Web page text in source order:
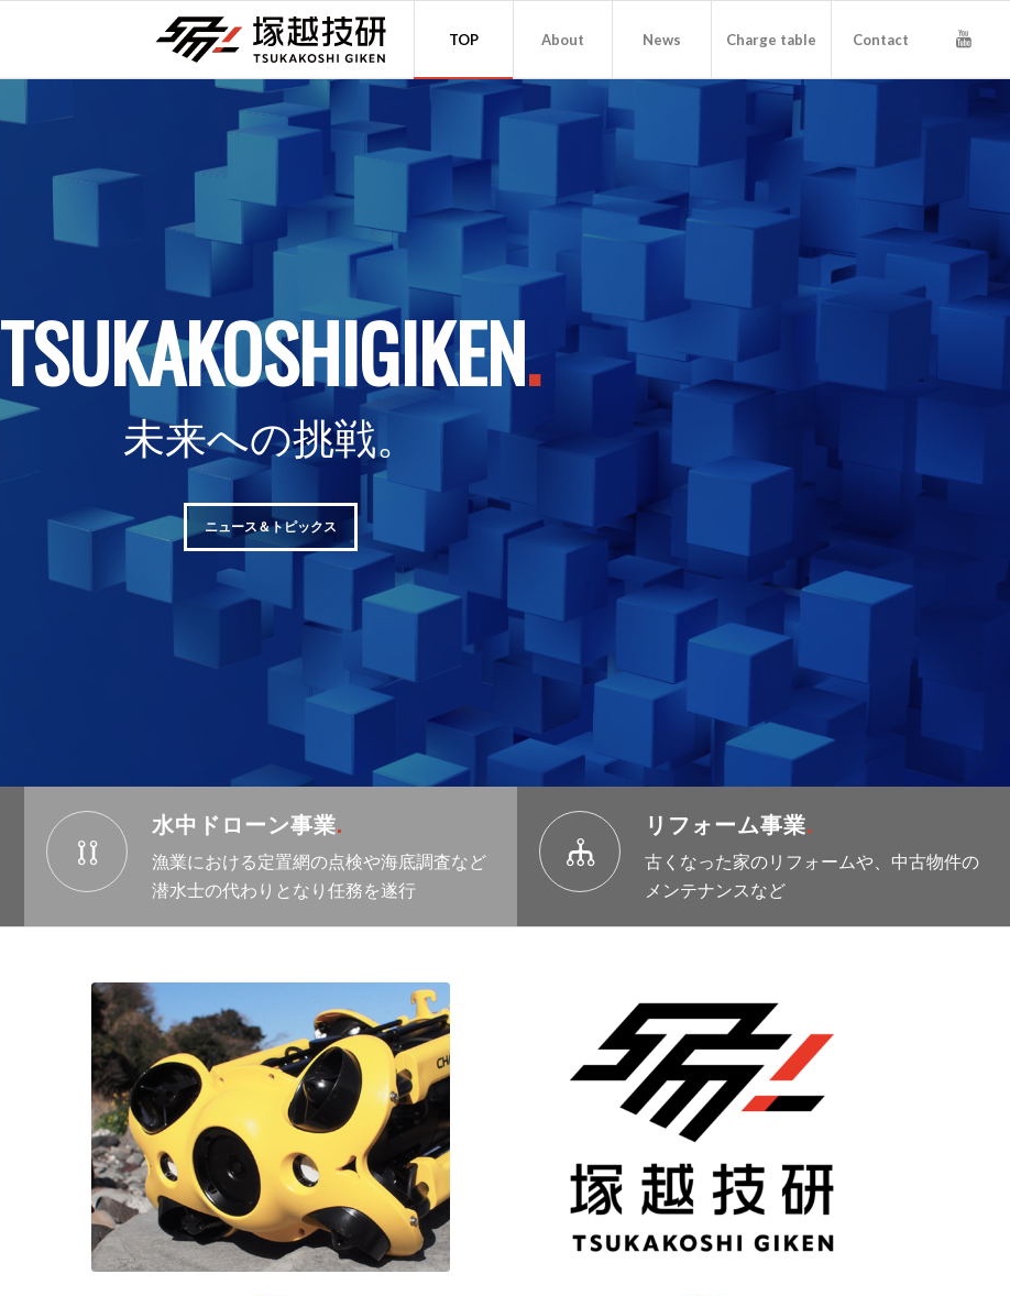
TOP About News Charge table Contact
TSUKAKOSHIGIKEN.
未来への挑戦。
ニュース＆トピックス
水中ドローン事業.
漁業における定置網の点検や海底調査など
潜水士の代わりとなり任務を遂行
リフォーム事業.
古くなった家のリフォームや、中古物件の
メンテナンスなど